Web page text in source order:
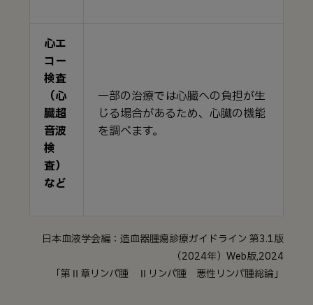
心エ
コー
検査
（心
臓超
音波
検
査）
など
一部の治療では心臓への負担が生
じる場合があるため、心臓の機能
を調べます。
日本血液学会編：造血器腫瘍診療ガイドライン 第3.1版
（2024年）Web版,2024
「第Ⅱ章リンパ腫 Ⅱリンパ腫 悪性リンパ腫総論」